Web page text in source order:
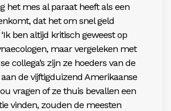
het mes al paraat heeft als een
dat het om snel geld
ben altijd kritisch geweest op
maar vergeleken met
collega’s zijn ze hoeders van de
aan de vijftigduizend Amerikaanse
vragen of ze thuis bevallen een
vinden, zouden de meesten